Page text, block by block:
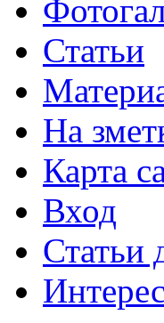
Статьи
На
Карта
Вход
Статьи